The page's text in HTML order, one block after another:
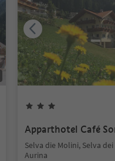
Apparthotel Café
Selva die Molini, Selva
Aurina